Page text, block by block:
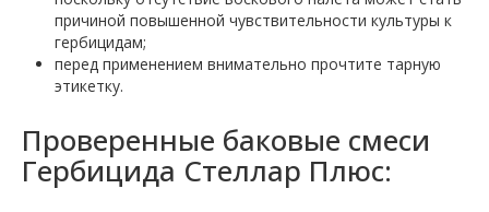
причиной повышенной чувствительности культуры к
гербицидам;
перед применением внимательно прочтите тарную
этикетку.
Проверенные баковые смеси
Гербицида Стеллар Плюс: